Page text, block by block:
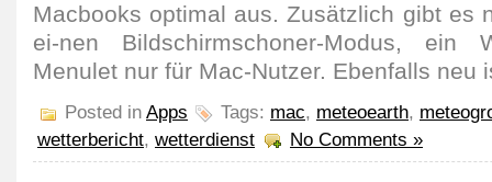
Macbooks optimal aus. Zusätzlich gibt es
ei-nen Bildschirmschoner-Modus, ein
Menulet nur für Mac-Nutzer. Ebenfalls neu
Posted in Apps Tags: mac, meteoearth,
wetterbericht, wetterdienst No Comments »